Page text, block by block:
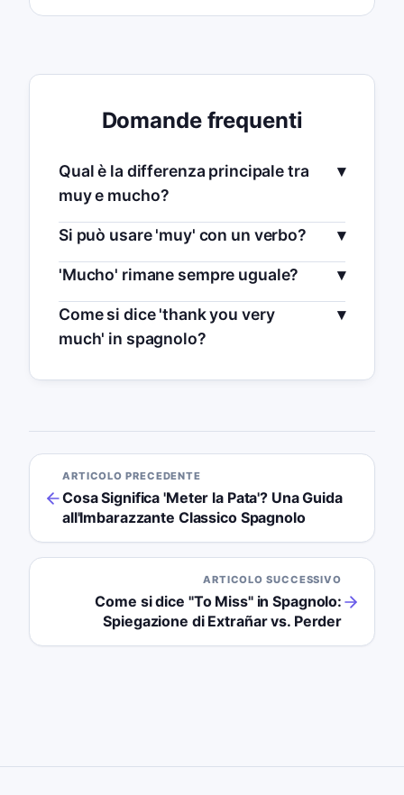
Domande frequenti
Qual è la differenza principale tra
muy e mucho?
Si può usare 'muy' con un verbo?
'Mucho' rimane sempre uguale?
Come si dice 'thank you very
much' in spagnolo?
ARTICOLO PRECEDENTE
Cosa Significa 'Meter la Pata'? Una Guida
all'Imbarazzante Classico Spagnolo
ARTICOLO SUCCESSIVO
Come si dice "To Miss" in Spagnolo:
Spiegazione di Extrañar vs. Perder